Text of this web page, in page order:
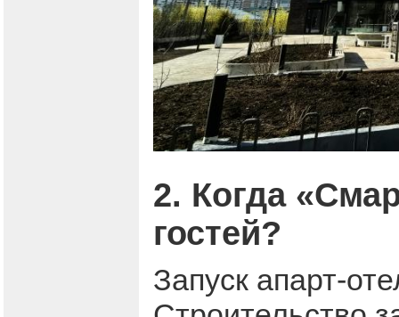
2. Когда
гостей?
Запуск апарт-